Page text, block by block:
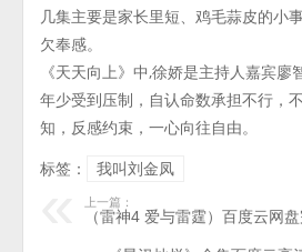
几集主要是家长里短、鸡毛蒜皮的小
欠奉感。
《天天向上》中,徐娇是主持人嘉宾廖
年少受到压制，自认命数承担不行，
知，反感约束，一心向往自由。
标签：
我叫刘金凤
上一篇：
（雷神4 爱与雷霆）百度云网